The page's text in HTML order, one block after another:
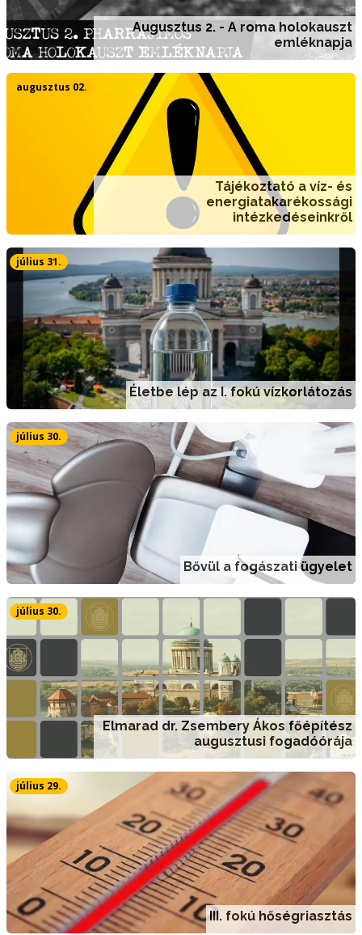
Augusztus 2. - A roma holokauszt
emléknapja
Tájékoztató a víz- és
energiatakarékossági
intézkedéseinkről
augusztus 02.
Életbe lép az I. fokú vízkorlátozás
július 31.
Bővül a fogászati ügyelet
július 30.
Elmarad dr. Zsembery Ákos főépítész
augusztusi fogadóórája
július 30.
III. fokú hőségriasztás
július 29.